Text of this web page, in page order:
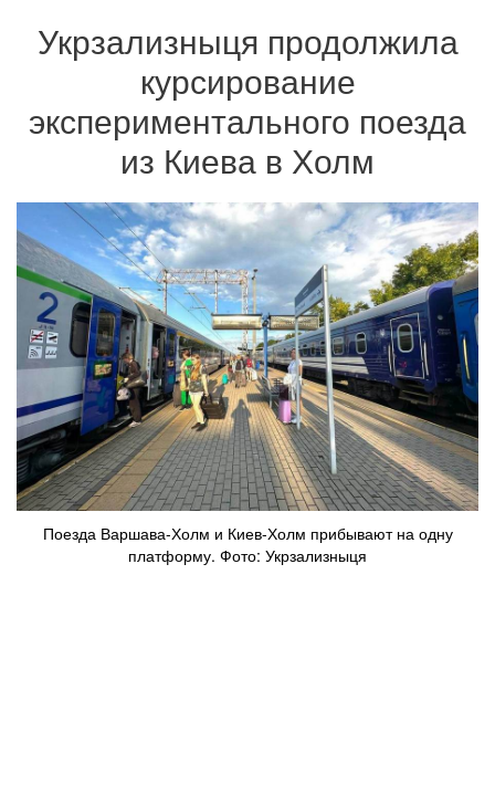
Укрзализныця продолжила
курсирование
экспериментального поезда
из Киева в Холм
Поезда Варшава-Холм и Киев-Холм прибывают на одну
платформу. Фото: Укрзализныця